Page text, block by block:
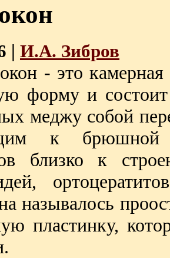
| И.А. Зибров
- это камерная
форму и
меджу собой
к брюшной
близко к
называлось
пластинку,